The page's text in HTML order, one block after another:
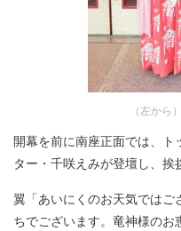
（左から
開幕を前に南座正面では、
ター・千咲えみが登壇し、挨
翼「あいにくのお天気では
ちでございます。竜神様のお